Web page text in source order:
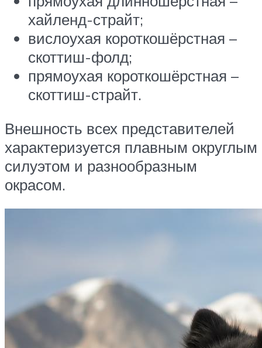
хайленд-страйт;
вислоухая короткошёрстная –
скоттиш-фолд;
прямоухая короткошёрстная –
скоттиш-страйт.
Внешность всех представителей
характеризуется плавным округлым
силуэтом и разнообразным
окрасом.